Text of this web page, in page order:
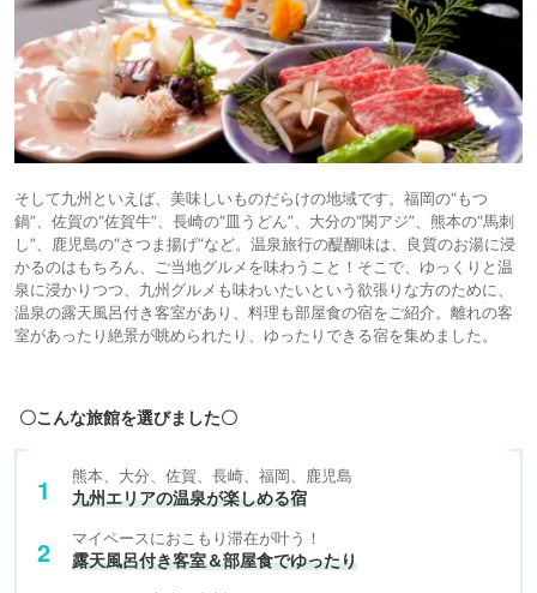
そして九州といえば、美味しいものだらけの地域です。福岡の“もつ
鍋”、佐賀の“佐賀牛”、長崎の“皿うどん”、大分の“関アジ”、熊本の“馬刺
し”、鹿児島の“さつま揚げ”など。温泉旅行の醍醐味は、良質のお湯に浸
かるのはもちろん、ご当地グルメを味わうこと！そこで、ゆっくりと温
泉に浸かりつつ、九州グルメも味わいたいという欲張りな方のために、
温泉の露天風呂付き客室があり、料理も部屋食の宿をご紹介。離れの客
室があったり絶景が眺められたり、ゆったりできる宿を集めました。
〇こんな旅館を選びました〇
熊本、大分、佐賀、長崎、福岡、鹿児島
九州エリアの温泉が楽しめる宿
マイペースにおこもり滞在が叶う！
露天風呂付き客室＆部屋食でゆったり